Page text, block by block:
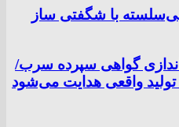
با شگفتی ساز
گواهی سپرده سرب/
واقعی هدایت می‌شود